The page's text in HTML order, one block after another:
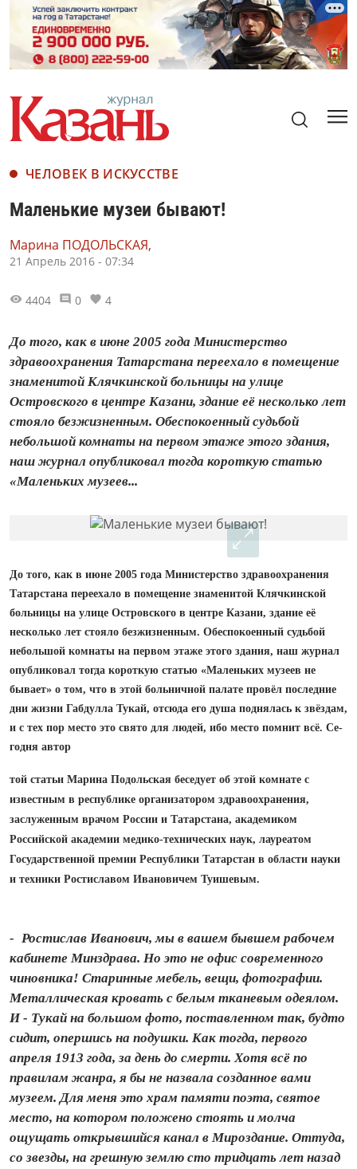
ЧЕЛОВЕК В ИСКУССТВЕ
Маленькие музеи бывают!
Марина ПОДОЛЬСКАЯ,
21 Апрель 2016 - 07:34
4404 0 4
До того, как в июне 2005 года Министерство
здравоохранения Татарстана переехало в помещение
знаменитой Клячкинской больницы на улице
Островского в центре Казани, здание её несколько лет
стояло безжизненным. Обеспокоенный судьбой
небольшой комнаты на первом этаже этого здания,
наш журнал опуб­ликовал тогда короткую статью
«Маленьких музеев...
До того, как в июне 2005 года Министерство здравоохранения
Татарстана переехало в помещение знаменитой Клячкинской
больницы на улице Островского в центре Казани, здание её
несколько лет стояло безжизненным. Обеспокоенный судьбой
небольшой комнаты на первом этаже этого здания, наш журнал
опуб­ликовал тогда короткую статью «Маленьких музеев не
бывает» о том, что в этой больничной палате провёл последние
дни жизни Габдулла Тукай, отсюда его душа поднялась к звёздам,
и с тех пор место это свято для людей, ибо место помнит всё. Се­
го­дня автор
той статьи Марина Подольская беседует об этой комнате с
известным в республике организатором здравоохранения,
заслуженным врачом России и Татарстана, академиком
Российской академии медико‑технических наук, лауреатом
Государственной премии Республики Татарстан в области науки
и техники Ростиславом Ивановичем Туишевым.
- Ростислав Иванович, мы в вашем бывшем рабочем
кабинете Минздрава. Но это не офис современного
чиновника! Старинные мебель, вещи, фотографии.
Металлическая кровать с белым тканевым одеялом.
И - Тукай на большом фото, поставленном так, будто
сидит, опершись на подушки. Как тогда, первого
апреля 1913 года, за день до смерти. Хотя всё по
правилам жанра, я бы не назвала созданное вами
музеем. Для меня это храм памяти поэта, святое
место, на котором положено стоять и молча
ощущать открывшийся канал в Мироздание. Оттуда,
со звезды, на грешную землю сто тридцать лет назад